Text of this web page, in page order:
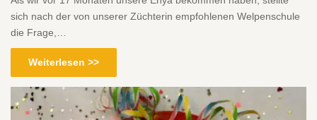
sich nach der von unserer Züchterin empfohlenen Welpenschule
die Frage,…
Weiterlesen >>